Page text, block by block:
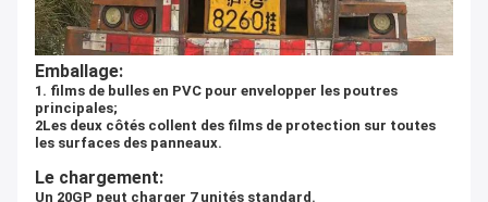
Emballage:
1. films de bulles en PVC pour envelopper les poutres
principales;
2Les deux côtés collent des films de protection sur toutes
les surfaces des panneaux.
Le chargement:
Un 20GP peut charger 7 unités standard.